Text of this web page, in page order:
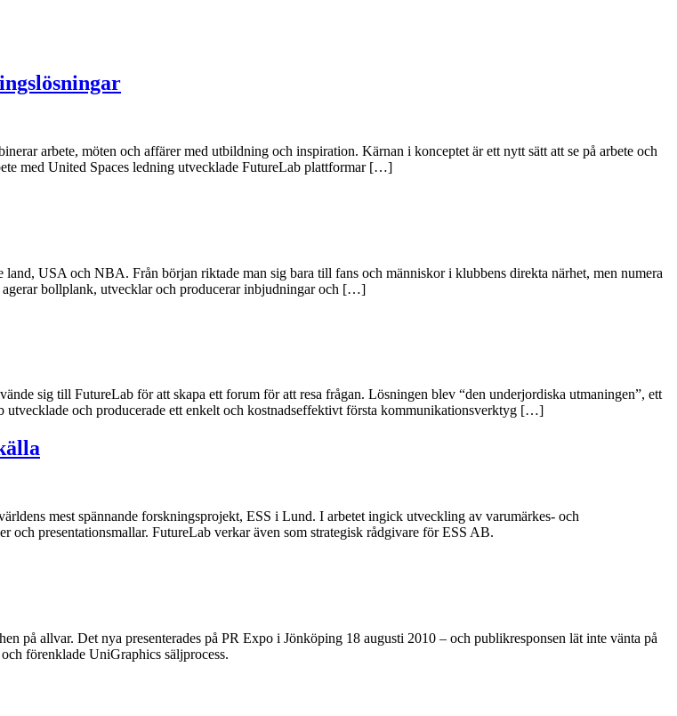
arbete, möten och affärer med utbildning och inspiration. Kärnan i konceptet är ett nytt sätt att se på arbete och
med United Spaces ledning utvecklade FutureLab plattformar […]
USA och NBA. Från början riktade man sig bara till fans och människor i klubbens direkta närhet, men numera
agerar bollplank, utvecklar och producerar inbjudningar och […]
sig till FutureLab för att skapa ett forum för att resa frågan. Lösningen blev “den underjordiska utmaningen”, ett
och producerade ett enkelt och kostnadseffektivt första kommunikationsverktyg […]
mest spännande forskningsprojekt, ESS i Lund. I arbetet ingick utveckling av varumärkes- och
presentationsmallar. FutureLab verkar även som strategisk rådgivare för ESS AB.
allvar. Det nya presenterades på PR Expo i Jönköping 18 augusti 2010 – och publikresponsen lät inte vänta på
förenklade UniGraphics säljprocess.